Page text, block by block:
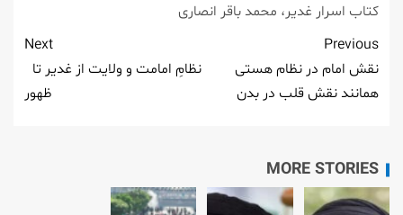
کتاب اسرار غدیر، محمد باقر انصاری
Previous
نقش امام در نظام هستی
همانند نقش قلب در بدن
Next
نظامِ امامت و ولایت از غدیر تا
ظهور
MORE STORIES